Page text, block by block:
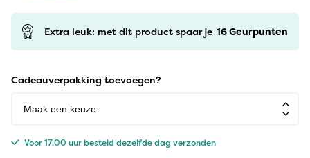
Extra leuk: met dit product spaar je 16Geurpunten
Cadeauverpakking toevoegen?
Voor 17.00 uur besteld dezelfde dag verzonden